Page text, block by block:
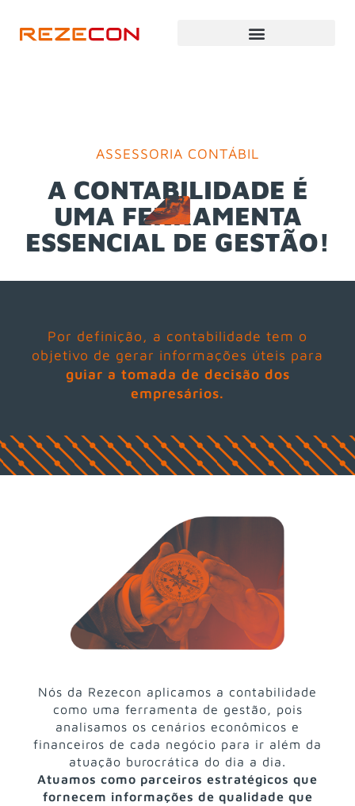
ASSESSORIA CONTÁBIL
A CONTABILIDADE É
UMA FERRAMENTA
ESSENCIAL DE GESTÃO!
Por definição, a contabilidade tem o
objetivo de gerar informações úteis para
guiar a tomada de decisão dos
empresários.
Nós da Rezecon aplicamos a contabilidade
como uma ferramenta de gestão, pois
analisamos os cenários econômicos e
financeiros de cada negócio para ir além da
atuação burocrática do dia a dia.
Atuamos como parceiros estratégicos que
fornecem informações de qualidade que